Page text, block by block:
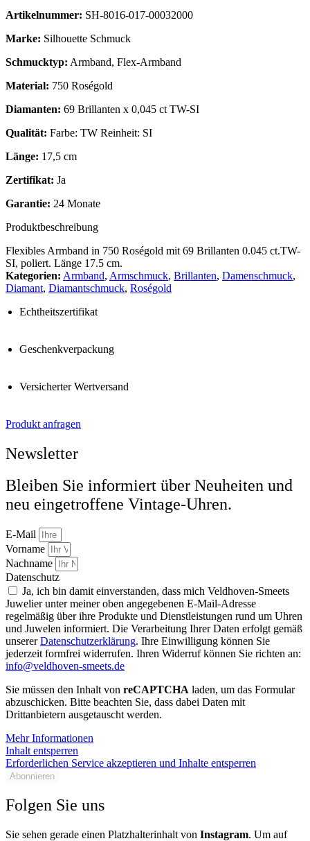
Artikelnummer: SH-8016-017-00032000
Marke: Silhouette Schmuck
Schmucktyp: Armband, Flex-Armband
Material: 750 Roségold
Diamanten: 69 Brillanten x 0,045 ct TW-SI
Qualität: Farbe: TW Reinheit: SI
Länge: 17,5 cm
Zertifikat: Ja
Garantie: 24 Monate
Produktbeschreibung
Flexibles Armband in 750 Roségold mit 69 Brillanten 0.045 ct.TW-
SI, poliert. Länge 17.5 cm.
Kategorien: Armband, Armschmuck, Brillanten, Damenschmuck,
Diamant, Diamantschmuck, Roségold
Echtheitszertifikat
Geschenkverpackung
Versicherter Wertversand
Produkt anfragen
Newsletter
Bleiben Sie informiert über Neuheiten und
neu eingetroffene Vintage-Uhren.
E-Mail
Vorname
Nachname
Datenschutz
Ja, ich bin damit einverstanden, dass mich Veldhoven-Smeets
Juwelier unter meiner oben angegebenen E-Mail-Adresse
regelmäßig über ihre Produkte und Dienstleistungen rund um Uhren
und Juwelen informiert. Die Verarbeitung Ihrer Daten erfolgt gemäß
unsererDatenschutzerklärung. Ihre Einwilligung können Sie
jederzeit formfrei widerrufen. Ihren Widerruf können Sie richten an:
info@veldhoven-smeets.de
Sie müssen den Inhalt von reCAPTCHA laden, um das Formular
abzuschicken. Bitte beachten Sie, dass dabei Daten mit
Drittanbietern ausgetauscht werden.
Mehr Informationen
Inhalt entsperren
Erforderlichen Service akzeptieren und Inhalte entsperren
Abonnieren
Folgen Sie uns
Sie sehen gerade einen Platzhalterinhalt von Instagram. Um auf